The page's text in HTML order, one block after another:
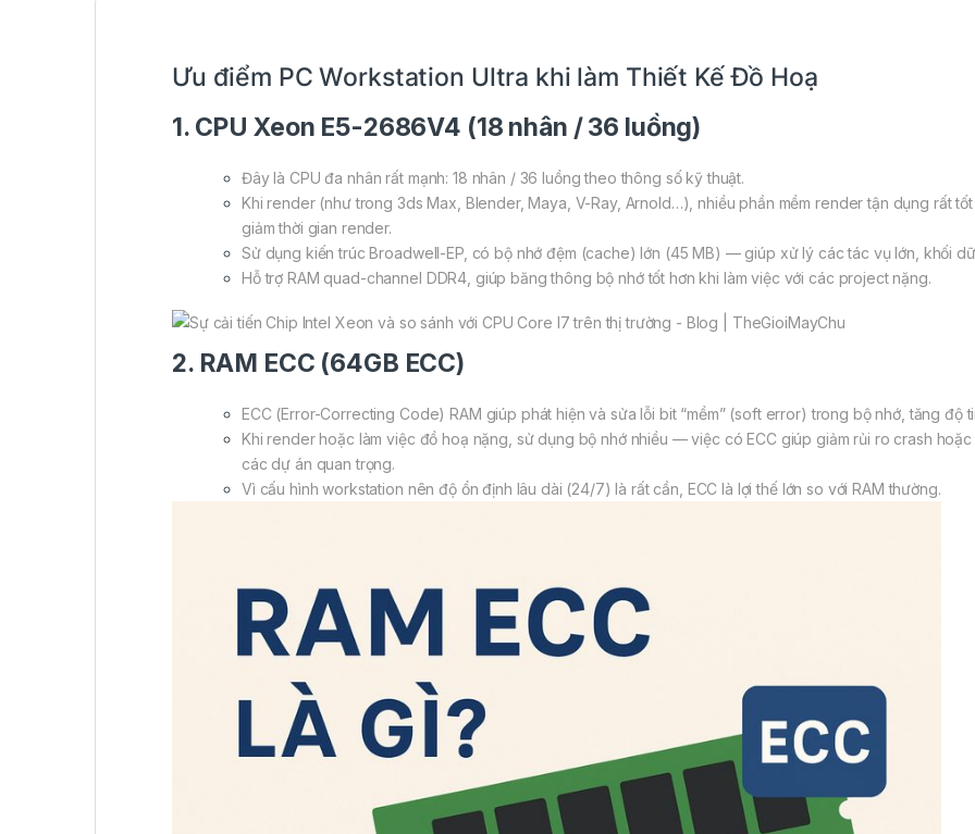
Ưu điểm PC Workstation Ultra khi làm Thiết Kế Đồ Hoạ
1. CPU Xeon E5-2686V4 (18 nhân / 36 luồng)
Đây là CPU đa nhân rất mạnh: 18 nhân / 36 luồng theo thông số kỹ thuật.
Khi render (như trong 3ds Max, Blender, Maya, V-Ray, Arnold…), nhiều phần mềm render tận dụng rất
giảm thời gian render.
Sử dụng kiến trúc Broadwell-EP, có bộ nhớ đệm (cache) lớn (45 MB) — giúp xử lý các tác vụ lớn, khối
Hỗ trợ RAM quad-channel DDR4, giúp băng thông bộ nhớ tốt hơn khi làm việc với các project nặng.
2. RAM ECC (64GB ECC)
ECC (Error-Correcting Code) RAM giúp phát hiện và sửa lỗi bit “mềm” (soft error) trong bộ nhớ, tăng độ
Khi render hoặc làm việc đồ hoạ nặng, sử dụng bộ nhớ nhiều — việc có ECC giúp giảm rủi ro crash
các dự án quan trọng.
Vì cấu hình workstation nên độ ổn định lâu dài (24/7) là rất cần, ECC là lợi thế lớn so với RAM thường.